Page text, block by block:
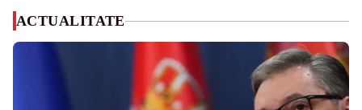
ACTUALITATE